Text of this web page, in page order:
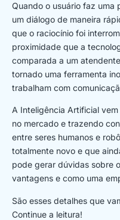
Quando o usuário faz
um diálogo de maneira
que o raciocínio foi
proximidade que a
comparada a um
tornado uma ferramenta
trabalham com
A Inteligência Artificial
no mercado e trazendo
entre seres humanos e
totalmente novo e que
pode gerar dúvidas sobre
vantagens e como uma
São esses detalhes que
Continue a leitura!